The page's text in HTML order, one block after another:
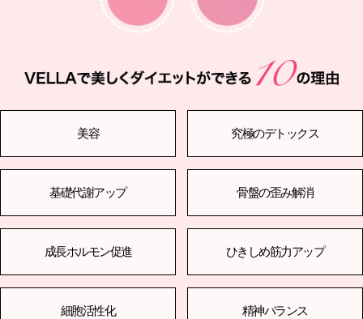
美容 究極のデトックス
基礎代謝アップ 骨盤の歪み解消
成長ホルモン促進 ひきしめ筋力アップ
細胞活性化 精神バランス